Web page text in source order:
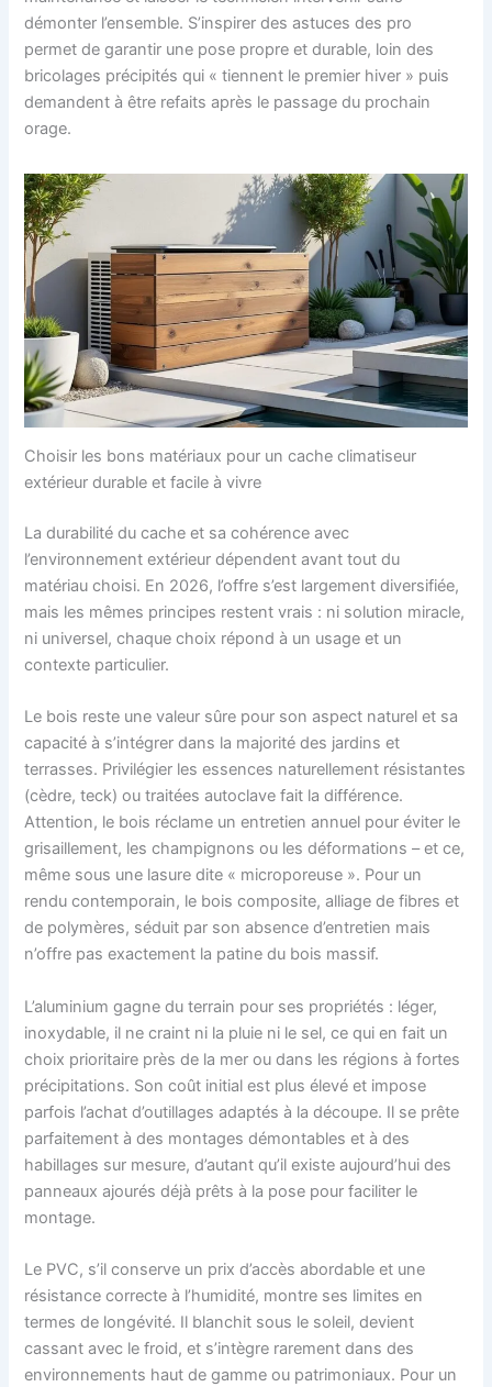
démonter l’ensemble. S’inspirer des astuces des pro
permet de garantir une pose propre et durable, loin des
bricolages précipités qui « tiennent le premier hiver » puis
demandent à être refaits après le passage du prochain
orage.
Choisir les bons matériaux pour un cache climatiseur
extérieur durable et facile à vivre
La durabilité du cache et sa cohérence avec
l’environnement extérieur dépendent avant tout du
matériau choisi. En 2026, l’offre s’est largement diversifiée,
mais les mêmes principes restent vrais : ni solution miracle,
ni universel, chaque choix répond à un usage et un
contexte particulier.
Le bois reste une valeur sûre pour son aspect naturel et sa
capacité à s’intégrer dans la majorité des jardins et
terrasses. Privilégier les essences naturellement résistantes
(cèdre, teck) ou traitées autoclave fait la différence.
Attention, le bois réclame un entretien annuel pour éviter le
grisaillement, les champignons ou les déformations – et ce,
même sous une lasure dite « microporeuse ». Pour un
rendu contemporain, le bois composite, alliage de fibres et
de polymères, séduit par son absence d’entretien mais
n’offre pas exactement la patine du bois massif.
L’aluminium gagne du terrain pour ses propriétés : léger,
inoxydable, il ne craint ni la pluie ni le sel, ce qui en fait un
choix prioritaire près de la mer ou dans les régions à fortes
précipitations. Son coût initial est plus élevé et impose
parfois l’achat d’outillages adaptés à la découpe. Il se prête
parfaitement à des montages démontables et à des
habillages sur mesure, d’autant qu’il existe aujourd’hui des
panneaux ajourés déjà prêts à la pose pour faciliter le
montage.
Le PVC, s’il conserve un prix d’accès abordable et une
résistance correcte à l’humidité, montre ses limites en
termes de longévité. Il blanchit sous le soleil, devient
cassant avec le froid, et s’intègre rarement dans des
environnements haut de gamme ou patrimoniaux. Pour un